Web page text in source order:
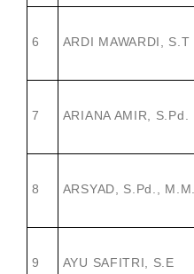
6 ARDI MAWARDI, S.T
7 ARIANA AMIR, S.Pd.
8 ARSYAD, S.Pd., M.M.
9 AYU SAFITRI, S.E